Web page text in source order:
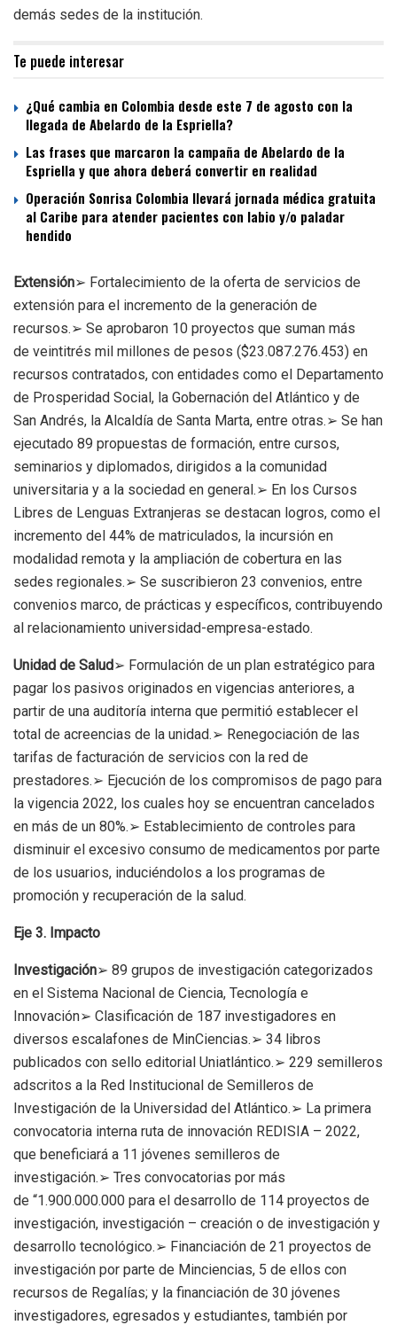
demás sedes de la institución.
Te puede interesar
¿Qué cambia en Colombia desde este 7 de agosto con la
llegada de Abelardo de la Espriella?
Las frases que marcaron la campaña de Abelardo de la
Espriella y que ahora deberá convertir en realidad
Operación Sonrisa Colombia llevará jornada médica gratuita
al Caribe para atender pacientes con labio y/o paladar
hendido
Extensión➢ Fortalecimiento de la oferta de servicios de
extensión para el incremento de la generación de
recursos.➢ Se aprobaron 10 proyectos que suman más
de veintitrés mil millones de pesos ($23.087.276.453) en
recursos contratados, con entidades como el Departamento
de Prosperidad Social, la Gobernación del Atlántico y de
San Andrés, la Alcaldía de Santa Marta, entre otras.➢ Se han
ejecutado 89 propuestas de formación, entre cursos,
seminarios y diplomados, dirigidos a la comunidad
universitaria y a la sociedad en general.➢ En los Cursos
Libres de Lenguas Extranjeras se destacan logros, como el
incremento del 44% de matriculados, la incursión en
modalidad remota y la ampliación de cobertura en las
sedes regionales.➢ Se suscribieron 23 convenios, entre
convenios marco, de prácticas y específicos, contribuyendo
al relacionamiento universidad-empresa-estado.
Unidad de Salud➢ Formulación de un plan estratégico para
pagar los pasivos originados en vigencias anteriores, a
partir de una auditoría interna que permitió establecer el
total de acreencias de la unidad.➢ Renegociación de las
tarifas de facturación de servicios con la red de
prestadores.➢ Ejecución de los compromisos de pago para
la vigencia 2022, los cuales hoy se encuentran cancelados
en más de un 80%.➢ Establecimiento de controles para
disminuir el excesivo consumo de medicamentos por parte
de los usuarios, induciéndolos a los programas de
promoción y recuperación de la salud.
Eje 3. Impacto
Investigación➢ 89 grupos de investigación categorizados
en el Sistema Nacional de Ciencia, Tecnología e
Innovación➢ Clasificación de 187 investigadores en
diversos escalafones de MinCiencias.➢ 34 libros
publicados con sello editorial Uniatlántico.➢ 229 semilleros
adscritos a la Red Institucional de Semilleros de
Investigación de la Universidad del Atlántico.➢ La primera
convocatoria interna ruta de innovación REDISIA – 2022,
que beneficiará a 11 jóvenes semilleros de
investigación.➢ Tres convocatorias por más
de “1.900.000.000 para el desarrollo de 114 proyectos de
investigación, investigación – creación o de investigación y
desarrollo tecnológico.➢ Financiación de 21 proyectos de
investigación por parte de Minciencias, 5 de ellos con
recursos de Regalías; y la financiación de 30 jóvenes
investigadores, egresados y estudiantes, también por